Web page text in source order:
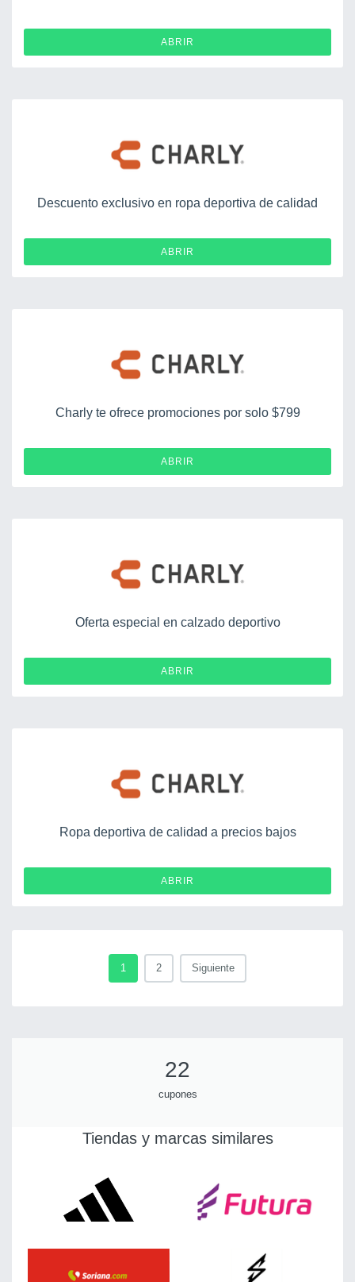
ABRIR
Descuento exclusivo en ropa deportiva de calidad
ABRIR
Charly te ofrece promociones por solo $799
ABRIR
Oferta especial en calzado deportivo
ABRIR
Ropa deportiva de calidad a precios bajos
ABRIR
1 2 Siguiente
22
cupones
Tiendas y marcas similares